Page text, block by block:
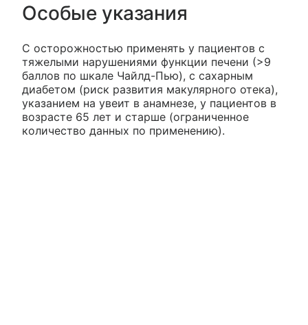
Особые указания
С осторожностью применять у пациентов с
тяжелыми нарушениями функции печени (>9
баллов по шкале Чайлд-Пью), с сахарным
диабетом (риск развития макулярного отека),
указанием на увеит в анамнезе, у пациентов в
возрасте 65 лет и старше (ограниченное
количество данных по применению).